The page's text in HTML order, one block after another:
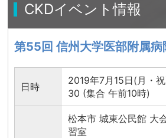
CKDイベント情報
第55回 信州大学医部附属病
日時
2019年7月15日(月・
30 (集合 午前10時)
松本市 城東公民館 大
習室